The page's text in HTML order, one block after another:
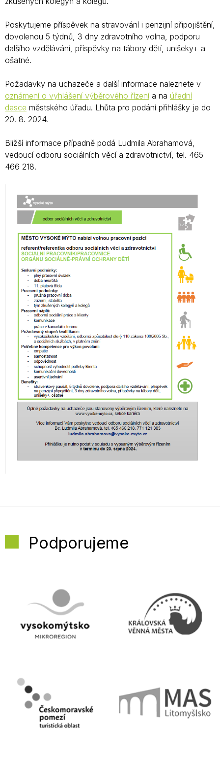
Poskytujeme příspěvek na stravování i penzijní připojištění,
dovolenou 5 týdnů, 3 dny zdravotního volna, podporu
dalšího vzdělávání, příspěvky na tábory dětí, unišeky+ a
ošatné.
Požadavky na uchazeče a další informace naleznete v
oznámení o vyhlášení výběrového řízení a na úřední
desce městského úřadu. Lhůta pro podání přihlášky je do
20. 8. 2024.
Bližší informace případně podá Ludmila Abrahamová,
vedoucí odboru sociálních věcí a zdravotnictví, tel. 465
466 218.
Podporujeme